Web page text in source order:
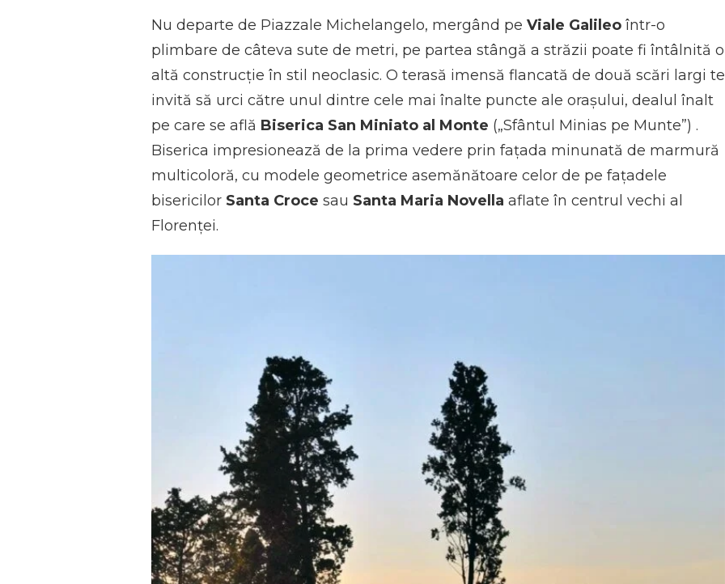
Nu departe de Piazzale Michelangelo, mergând pe Viale Galileo într-o
plimbare de câteva sute de metri, pe partea stângă a străzii poate fi întâlnită o
altă construcție în stil neoclasic. O terasă imensă flancată de două scări largi te
invită să urci către unul dintre cele mai înalte puncte ale orașului, dealul înalt
pe care se află Biserica San Miniato al Monte („Sfântul Minias pe Munte”) .
Biserica impresionează de la prima vedere prin fațada minunată de marmură
multicoloră, cu modele geometrice asemănătoare celor de pe fațadele
bisericilor Santa Croce sau Santa Maria Novella aflate în centrul vechi al
Florenței.